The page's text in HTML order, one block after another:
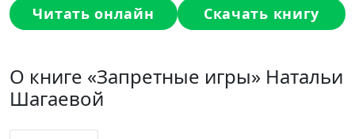
Читать онлайн Скачать книгу
О книге «Запретные игры» Натальи
Шагаевой